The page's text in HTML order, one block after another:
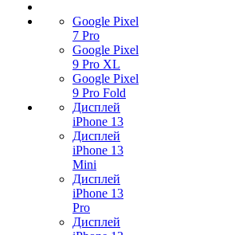
Google Pixel
7 Pro
Google Pixel
9 Pro XL
Google Pixel
9 Pro Fold
Дисплей
iPhone 13
Дисплей
iPhone 13
Mini
Дисплей
iPhone 13
Pro
Дисплей